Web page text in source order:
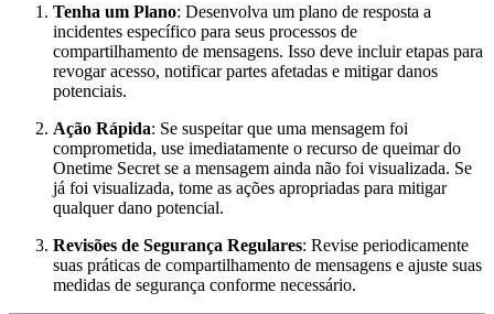
Tenha um Plano: Desenvolva um plano de resposta a
incidentes específico para seus processos de
compartilhamento de mensagens. Isso deve incluir etapas para
revogar acesso, notificar partes afetadas e mitigar danos
potenciais.
Ação Rápida: Se suspeitar que uma mensagem foi
comprometida, use imediatamente o recurso de queimar do
Onetime Secret se a mensagem ainda não foi visualizada. Se
já foi visualizada, tome as ações apropriadas para mitigar
qualquer dano potencial.
Revisões de Segurança Regulares: Revise periodicamente
suas práticas de compartilhamento de mensagens e ajuste suas
medidas de segurança conforme necessário.